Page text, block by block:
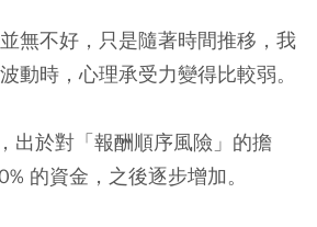
無不好，只是隨著時間推移，我
動時，心理承受力變得比較弱。
出於對「報酬順序風險」的擔
的資金，之後逐步增加。